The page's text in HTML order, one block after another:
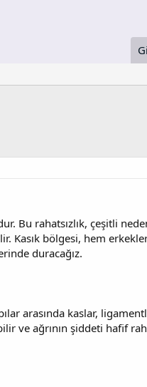
Bu rahatsızlık, çeşitli
Kasık bölgesi, hem
duracağız.
arasında kaslar,
ve ağrının şiddeti hafif